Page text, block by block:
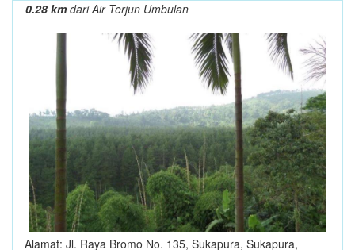
0.28 kmdari Air Terjun Umbulan
Alamat: Jl. Raya Bromo No. 135, Sukapura, Sukapura,